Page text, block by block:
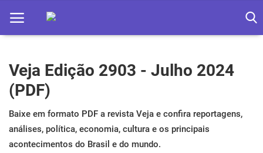
Home
Apps
Ebooks
Games
Veja Edição 2903 - Julho 2024
(PDF)
Baixe em formato PDF a revista Veja e confira reportagens,
análises, política, economia, cultura e os principais
acontecimentos do Brasil e do mundo.